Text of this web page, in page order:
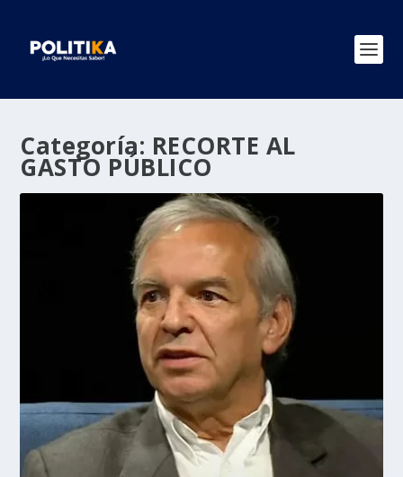
Categoría: RECORTE AL
GASTO PÚBLICO